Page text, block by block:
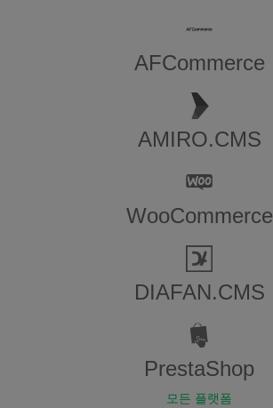
AFCommerce
AMIRO.CMS
WooCommerce
DIAFAN.CMS
PrestaShop
모든 플랫폼